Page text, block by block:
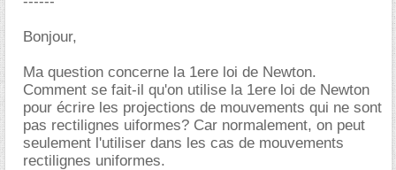
Bonjour,
Ma question concerne la 1ere loi de Newton.
Comment se fait-il qu'on utilise la 1ere loi de Newton
pour écrire les projections de mouvements qui ne sont
pas rectilignes uiformes? Car normalement, on peut
seulement l'utiliser dans les cas de mouvements
rectilignes uniformes.